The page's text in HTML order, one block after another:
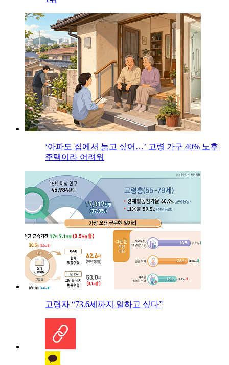
‘아파도 집에서 늙고 싶어…’ 고령 가구 40% 노후
주택이라 어려워
고령자 “73.6세까지 일하고 싶다”